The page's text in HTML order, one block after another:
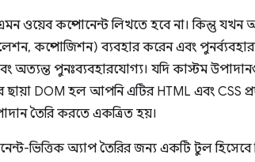
ওয়েব কম্পোনেন্ট লিখতে হবে না। কিন্তু
কম্পোজিশন) ব্যবহার করেন এবং
অত্যন্ত পুনঃব্যবহারযোগ্য। যদি কাস্টম
DOM হল আপনি এটির HTML এবং CSS
তৈরি করতে একত্রিত হয়।
ভিত্তিক অ্যাপ তৈরির জন্য একটি টুল